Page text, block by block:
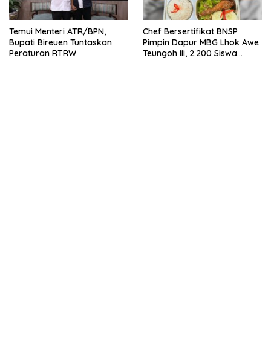
Temui Menteri ATR/BPN,
Bupati Bireuen Tuntaskan
Peraturan RTRW
Chef Bersertifikat BNSP
Pimpin Dapur MBG Lhok Awe
Teungoh III, 2.200 Siswa